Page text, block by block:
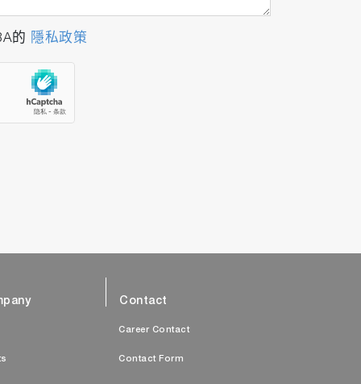
的 隱私政策
Contact
Career Contact
Contact Form